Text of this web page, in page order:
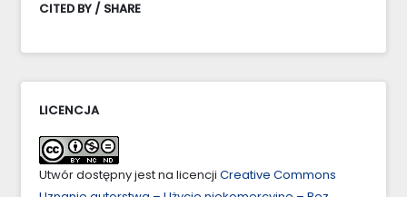
CITED BY / SHARE
LICENCJA
Utwór dostępny jest na licencji Creative Commons